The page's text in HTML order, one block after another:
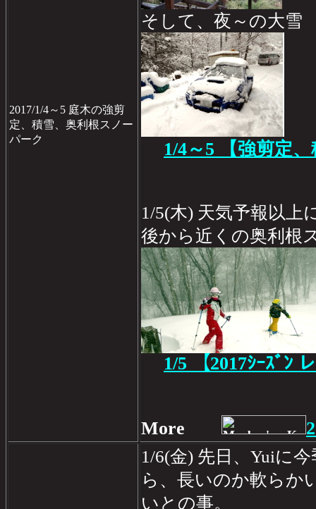
2017/1/4～5 庭木の強剪
定、積雪、奥利根スノー
パーク
そして、夜～の大雪
1/4～5 【強剪定
1/5(木) 天気予報以上
後から近くの奥利根
1/5 【2017ｼｰｽﾞﾝ
More
1/6(金) 先日、Yuiに
ら、長いのか軟らか
いとの事。